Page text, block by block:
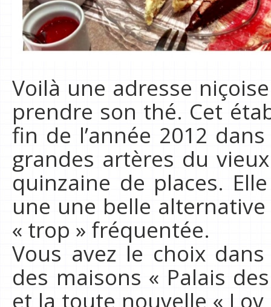
Voilà une adresse
prendre son thé. Cet
fin de l’année 2012
grandes artères du
quinzaine de places.
une une belle alternative
« trop » fréquentée.
Vous avez le choix
des maisons « Palais
et la toute nouvelle «